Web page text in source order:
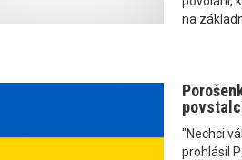
na
"Nechci
prohlásil